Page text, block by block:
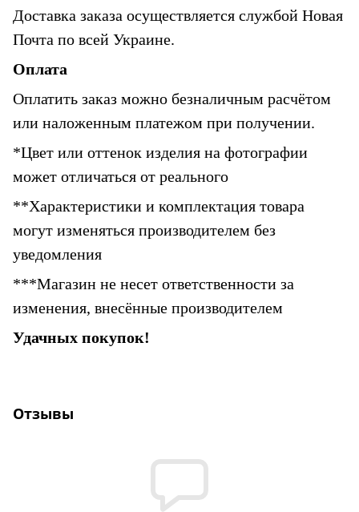
Доставка заказа осуществляется службой Новая
Почта по всей Украине.
Оплата
Оплатить заказ можно безналичным расчётом
или наложенным платежом при получении.
*Цвет или оттенок изделия на фотографии
может отличаться от реального
**Характеристики и комплектация товара
могут изменяться производителем без
уведомления
***Магазин не несет ответственности за
изменения, внесённые производителем
Удачных покупок!
Отзывы